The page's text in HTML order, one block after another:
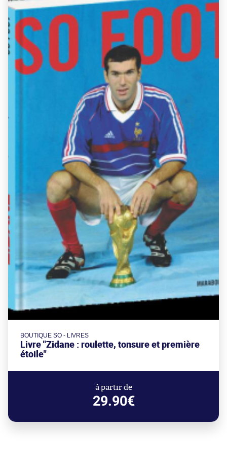
BOUTIQUE SO - LIVRES
Livre "Zidane : roulette, tonsure et première
étoile"
à partir de
29.90€